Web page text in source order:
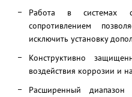
Работа в системах с
сопротивлением
исключить установку
Конструктивно
воздействия коррозии и
Расширенный диапазон